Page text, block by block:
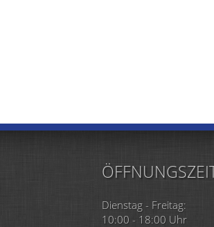
Dienstag - Freitag:
10:00 - 18:00 Uhr